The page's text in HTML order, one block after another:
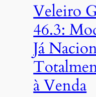
Veleiro
46.3:
Já
à Venda